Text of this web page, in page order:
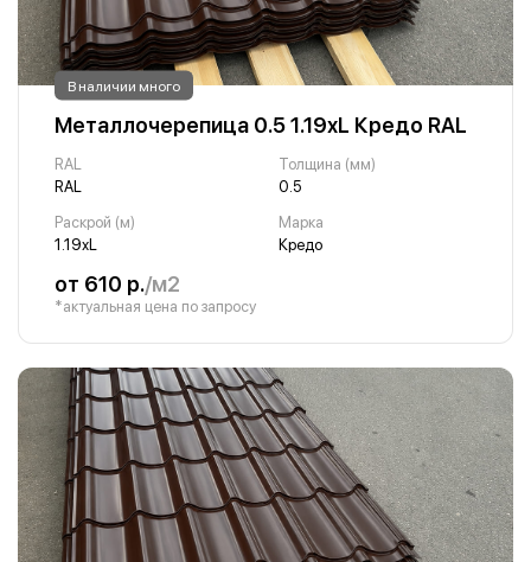
В наличии много
Металлочерепица 0.5 1.19хL Кредо RAL
RAL
RAL
Толщина (мм)
0.5
Раскрой (м)
1.19хL
Марка
Кредо
от 610 р./м2
*актуальная цена по запросу